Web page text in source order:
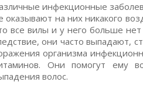
инфекционные
оказывают на них никакого
все вилы и у него больше
они часто выпадают,
организма
Они помогут ему
волос.